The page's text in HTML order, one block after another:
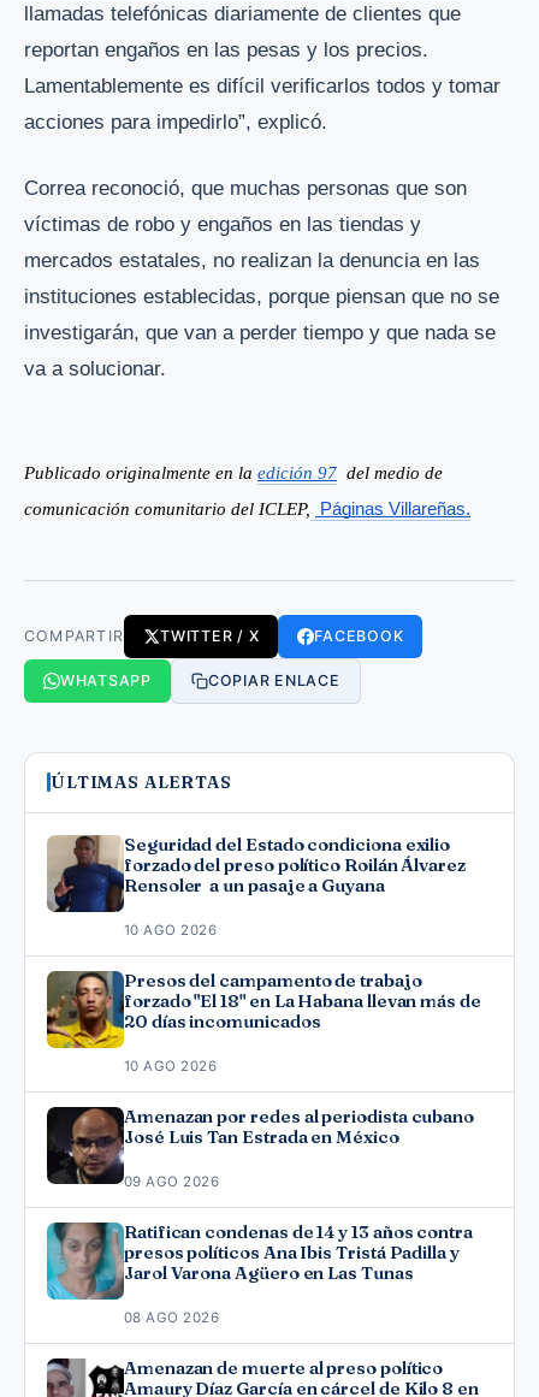
llamadas telefónicas diariamente de clientes que
reportan engaños en las pesas y los precios.
Lamentablemente es difícil verificarlos todos y tomar
acciones para impedirlo”, explicó.
Correa reconoció, que muchas personas que son
víctimas de robo y engaños en las tiendas y
mercados estatales, no realizan la denuncia en las
instituciones establecidas, porque piensan que no se
investigarán, que van a perder tiempo y que nada se
va a solucionar.
Publicado originalmente en la edición 97 del medio de
comunicación comunitario del ICLEP,
Páginas Villareñas.
COMPARTIR TWITTER / X FACEBOOK
WHATSAPP COPIAR ENLACE
ÚLTIMAS ALERTAS
Seguridad del Estado condiciona exilio
forzado del preso político Roilán Álvarez
Rensoler a un pasaje a Guyana
10 AGO 2026
Presos del campamento de trabajo
forzado "El 18" en La Habana llevan más de
20 días incomunicados
10 AGO 2026
Amenazan por redes al periodista cubano
José Luis Tan Estrada en México
09 AGO 2026
Ratifican condenas de 14 y 13 años contra
presos políticos Ana Ibis Tristá Padilla y
Jarol Varona Agüero en Las Tunas
08 AGO 2026
Amenazan de muerte al preso político
Amaury Díaz García en cárcel de Kilo 8 en